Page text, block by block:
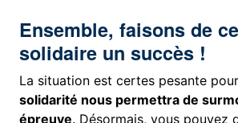
Ensemble, faisons de
solidaire un succès !
La situation est certes pesante
solidarité nous permettra de
épreuve. Désormais, vous pouvez